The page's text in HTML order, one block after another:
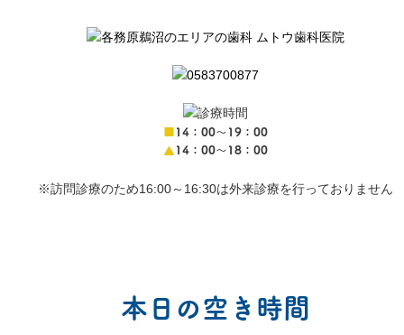
■14：00〜19：00
▲14：00〜18：00
※訪問診療のため16:00～16:30は外来診療を行っておりません
本日の空き時間